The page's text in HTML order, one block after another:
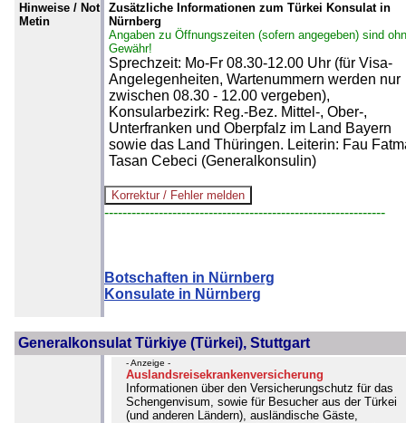
Hinweise / Not
Metin
Zusätzliche Informationen zum Türkei Konsulat in
Nürnberg
Angaben zu Öffnungszeiten (sofern angegeben) sind
Gewähr!
Sprechzeit: Mo-Fr 08.30-12.00 Uhr (für Visa-
Angelegenheiten, Wartenummern werden nur
zwischen 08.30 - 12.00 vergeben),
Konsularbezirk: Reg.-Bez. Mittel-, Ober-,
Unterfranken und Oberpfalz im Land Bayern
sowie das Land Thüringen. Leiterin: Fau
Tasan Cebeci (Generalkonsulin)
--------------------------------------------------------------
Botschaften in Nürnberg
Konsulate in Nürnberg
Generalkonsulat Türkiye (Türkei), Stuttgart
- Anzeige -
Auslandsreisekrankenversicherung
Informationen über den Versicherungschutz für das
Schengenvisum, sowie für Besucher aus der Türkei
(und anderen Ländern), ausländische Gäste,